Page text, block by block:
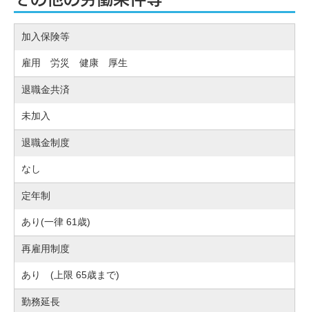
加入保険等
雇用 労災 健康 厚生
退職金共済
未加入
退職金制度
なし
定年制
あり(一律 61歳)
再雇用制度
あり (上限 65歳まで)
勤務延長